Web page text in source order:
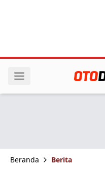
Beranda Berita